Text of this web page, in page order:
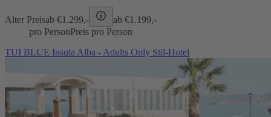
Alter Preisab €1.299,- ab €1.199,-
pro PersonPreis pro Person
TUI BLUE Insula Alba - Adults Only Stil-Hotel